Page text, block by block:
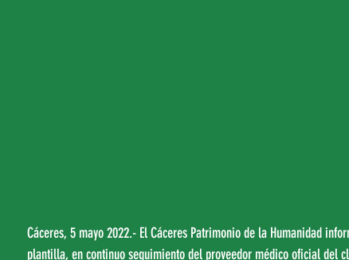
Cáceres, 5 mayo 2022.- El Cáceres Patrimonio de la Humanidad
plantilla, en continuo seguimiento del proveedor médico oficial del